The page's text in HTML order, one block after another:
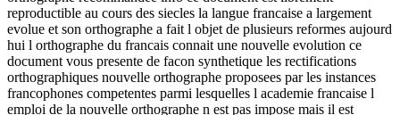
reproductible au cours des siecles la langue francaise a largement
evolue et son orthographe a fait l objet de plusieurs reformes aujourd
hui l orthographe du francais connait une nouvelle evolution ce
document vous presente de facon synthetique les rectifications
orthographiques nouvelle orthographe proposees par les instances
francophones competentes parmi lesquelles l academie francaise l
emploi de la nouvelle orthographe n est pas impose mais il est